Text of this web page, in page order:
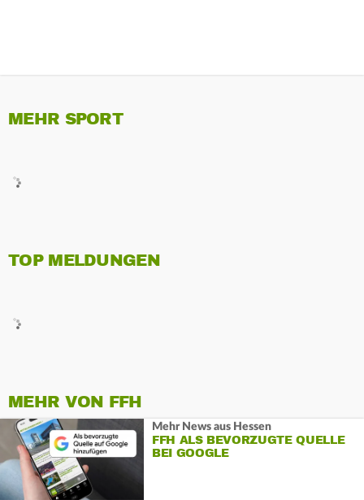
MEHR SPORT
TOP MELDUNGEN
MEHR VON FFH
Mehr News aus Hessen
FFH ALS BEVORZUGTE QUELLE
BEI GOOGLE